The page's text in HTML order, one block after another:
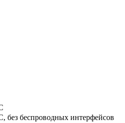
без беспроводных интерфейсов